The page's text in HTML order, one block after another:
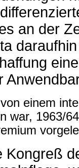
an der
einem
war, 1963/
Kongreß